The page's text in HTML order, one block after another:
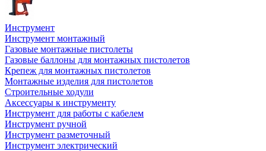
Инструмент
Инструмент монтажный
Газовые монтажные пистолеты
Газовые баллоны для монтажных пистолетов
Крепеж для монтажных пистолетов
Монтажные изделия для пистолетов
Строительные ходули
Аксессуары к инструменту
Инструмент для работы с кабелем
Инструмент ручной
Инструмент разметочный
Инструмент электрический